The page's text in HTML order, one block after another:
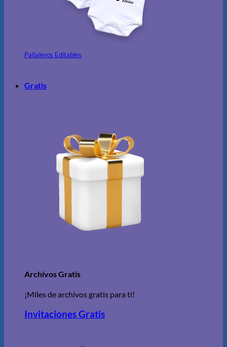
Pañaleros Editables
Gratis
Archivos Gratis
¡Miles de archivos gratis para ti!
Invitaciones Gratis